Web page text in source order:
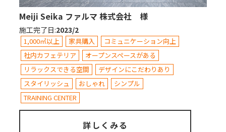
Meiji Seika ファルマ 株式会社 様
施工完了日:2023/2
1,000㎡以上 家具購入
コミュニケーション向上
社内カフェテリア
オープンスペースがある
リラックスできる空間
デザインにこだわりあり
スタイリッシュ
おしゃれ
シンプル
TRAINING CENTER
詳しくみる